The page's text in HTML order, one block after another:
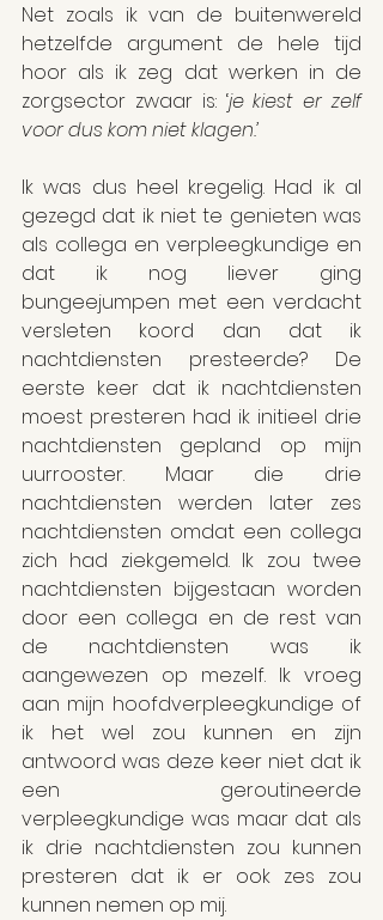
Net zoals ik van de buitenwereld
hetzelfde argument de hele tijd
hoor als ik zeg dat werken in de
zorgsector zwaar is: ‘je kiest er zelf
voor dus kom niet klagen.’
Ik was dus heel kregelig. Had ik al
gezegd dat ik niet te genieten was
als collega en verpleegkundige en
dat ik nog liever ging
bungeejumpen met een verdacht
versleten koord dan dat ik
nachtdiensten presteerde? De
eerste keer dat ik nachtdiensten
moest presteren had ik initieel drie
nachtdiensten gepland op mijn
uurrooster. Maar die drie
nachtdiensten werden later zes
nachtdiensten omdat een collega
zich had ziekgemeld. Ik zou twee
nachtdiensten bijgestaan worden
door een collega en de rest van
de nachtdiensten was ik
aangewezen op mezelf. Ik vroeg
aan mijn hoofdverpleegkundige of
ik het wel zou kunnen en zijn
antwoord was deze keer niet dat ik
een geroutineerde
verpleegkundige was maar dat als
ik drie nachtdiensten zou kunnen
presteren dat ik er ook zes zou
kunnen nemen op mij.